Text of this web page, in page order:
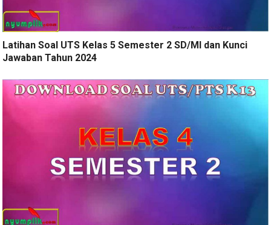
Latihan Soal UTS Kelas 5 Semester 2 SD/MI dan Kunci
Jawaban Tahun 2024